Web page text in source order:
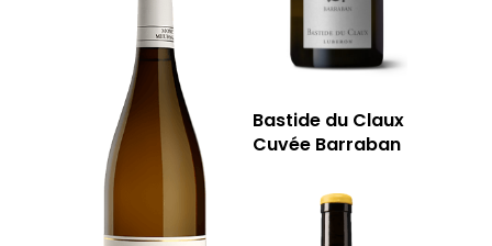
Bastide du Claux
Cuvée Barraban